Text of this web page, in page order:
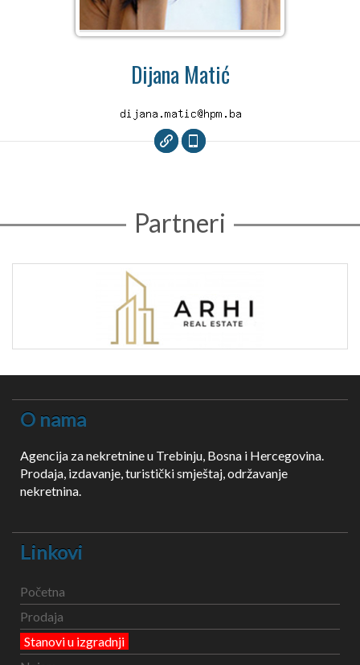
Dijana Matić
Partneri
O nama
Agencija za nekretnine u Trebinju, Bosna i Hercegovina.
Prodaja, izdavanje, turistički smještaj, održavanje
nekretnina.
Linkovi
Početna
Prodaja
Stanovi u izgradnji